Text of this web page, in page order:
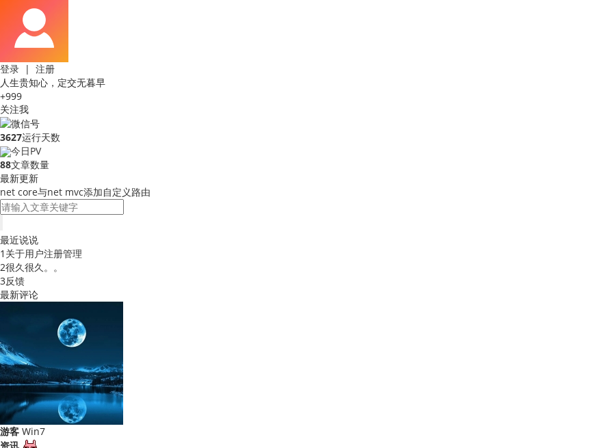
登录 | 注册
人生贵知心，定交无暮早
+999
关注我
3627运行天数
今日PV
88文章数量
最新更新
net core与net mvc添加自定义路由
最近说说
1 关于用户注册管理
2很久很久。。
3反馈
最新评论
游客 Win7